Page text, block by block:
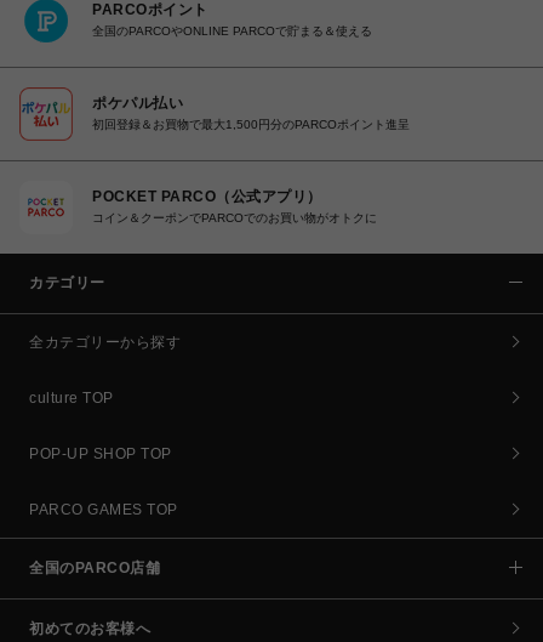
PARCOポイント
全国のPARCOやONLINE PARCOで貯まる＆使える
ポケパル払い
初回登録＆お買物で最大1,500円分のPARCOポイント進呈
POCKET PARCO（公式アプリ）
コイン＆クーポンでPARCOでのお買い物がオトクに
カテゴリー
全カテゴリーから探す
culture TOP
POP-UP SHOP TOP
PARCO GAMES TOP
全国のPARCO店舗
初めてのお客様へ